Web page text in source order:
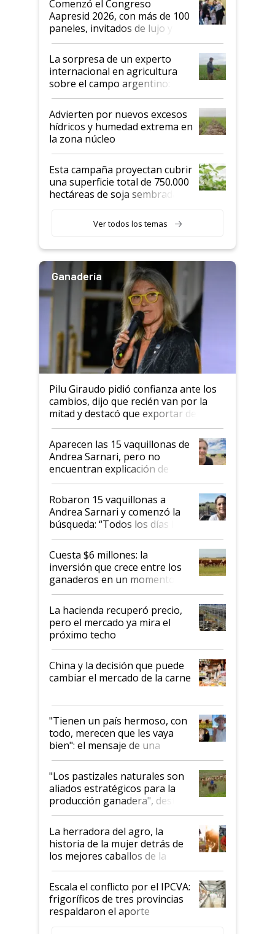
las mismas cosas de hace 50
años"
Comenzó el Congreso
Aapresid 2026, con más de 100
paneles, invitados de lujo y
todas las tendencias
La sorpresa de un experto
internacional en agricultura
sobre el campo argentino:
"Estoy muy impresionado"
Advierten por nuevos excesos
hídricos y humedad extrema en
la zona núcleo
Esta campaña proyectan cubrir
una superficie total de 750.000
hectáreas de soja sembradas
variedades que marcan un
salto tecnológico en genética y
Ver todos los temas
Ganadería
Pilu Giraudo pidió confianza ante los
cambios, dijo que recién van por la
mitad y destacó que exportar dejó de
ser "para unos pocos": "Tenemos un
mandato muy claro del gobierno
nacional"
Aparecen las 15 vaquillonas de
Andrea Sarnari, pero no
encuentran explicación de
cómo llegaron allí
Robaron 15 vaquillonas a
Andrea Sarnari y comenzó la
búsqueda: “Todos los días le
toca a algún productor”
Cuesta $6 millones: la
inversión que crece entre los
ganaderos en un momento
histórico para la actividad
La hacienda recuperó precio,
pero el mercado ya mira el
próximo techo
China y la decisión que puede
cambiar el mercado de la carne
"Tienen un país hermoso, con
todo, merecen que les vaya
bien": el mensaje de una
ganadera uruguaya sobre las
oportunidades que se abren
para el agro en Argentina, con
foco en la carne
"Los pastizales naturales son
aliados estratégicos para la
producción ganadera", destaca
la iniciativa que ya reúne a 46
establecimientos en Argentina
La herradora del agro, la
historia de la mujer detrás de
los mejores caballos de la
Argentina y los mitos que
todavía hacen sufrir a estos
animales: "Mientras me
descalificaban, yo seguí
haciendo currículum"
Escala el conflicto por el IPCVA:
frigoríficos de tres provincias
respaldaron el aporte